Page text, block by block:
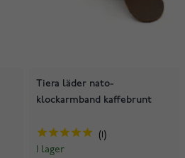
Tiera läder nato-
klockarmband kaffebrunt
I lager